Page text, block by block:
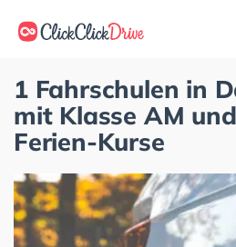
1 Fahrschulen in
mit Klasse AM
Ferien-Kurse